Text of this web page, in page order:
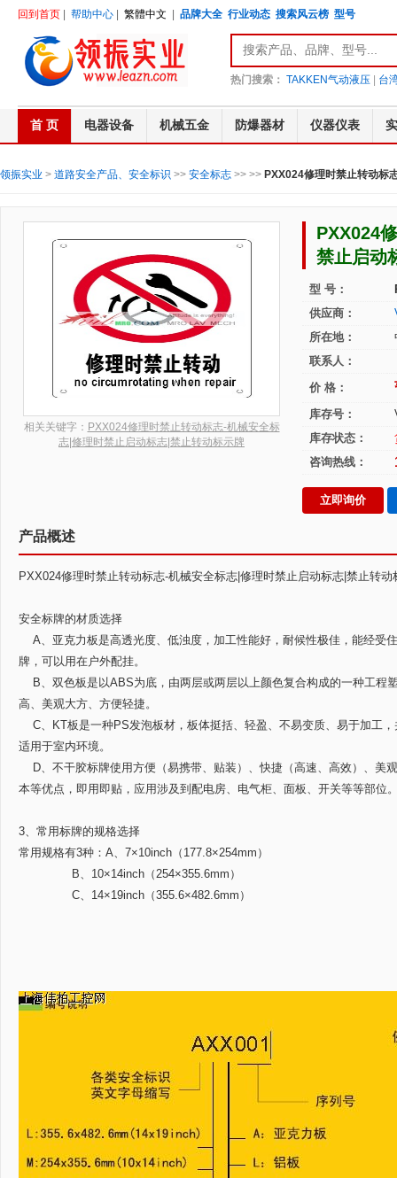
回到首页 帮助中心 繁體中文 品牌大全 行业动态 搜索风云榜 型号
热门搜索： TAKKEN气动液压 台
首 页 电器设备 机械五金 防爆器材 仪器仪表
领振实业 > 道路安全产品、安全标识 >> 安全标志 >> >> PXX024修理时禁止转动标
相关关键字： PXX024修理时禁止转动标志-机械安全标
志|修理时禁止启动标志|禁止转动标示牌
PXX024
禁止启动
型 号：
供应商：
所在地：
联系人：
价 格：
库存号：
库存状态：
咨询热线：
立即询价
产品概述
PXX024修理时禁止转动标志-机械安全标志|修理时禁止启动标志|禁止转动
安全标牌的材质选择
A、亚克力板是高透光度、低浊度，加工性能好，耐候性极佳，能经受
牌，可以用在户外配挂。
B、双色板是以ABS为底，由两层或两层以上颜色复合构成的一种工程
高、美观大方、方便轻捷。
C、KT板是一种PS发泡板材，板体挺括、轻盈、不易变质、易于加工
适用于室内环境。
D、不干胶标牌使用方便（易携带、贴装）、快捷（高速、高效）、美
本等优点，即用即贴，应用涉及到配电房、电气柜、面板、开关等等部位
3、常用标牌的规格选择
常用规格有3种：A、7×10inch（177.8×254mm）
B、10×14inch（254×355.6mm）
C、14×19inch（355.6×482.6mm）